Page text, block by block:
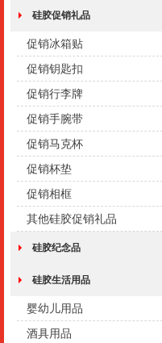
硅胶促销礼品
促销冰箱贴
促销钥匙扣
促销行李牌
促销手腕带
促销马克杯
促销杯垫
促销相框
其他硅胶促销礼品
硅胶纪念品
硅胶生活用品
婴幼儿用品
酒具用品